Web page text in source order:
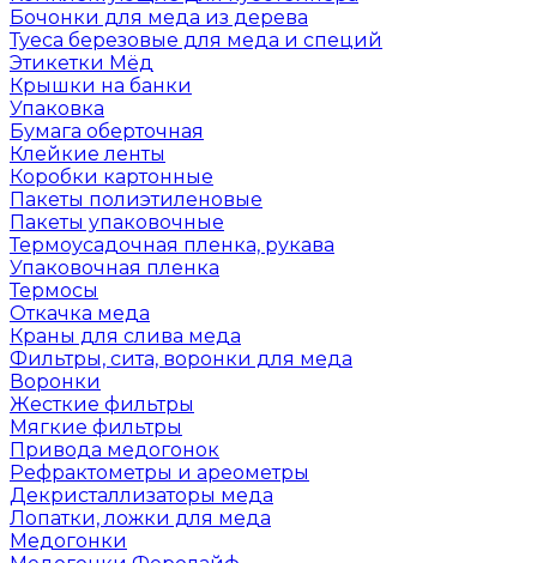
Бочонки для меда из дерева
Туеса березовые для меда и специй
Этикетки Мёд
Крышки на банки
Упаковка
Бумага оберточная
Клейкие ленты
Коробки картонные
Пакеты полиэтиленовые
Пакеты упаковочные
Термоусадочная пленка, рукава
Упаковочная пленка
Термосы
Откачка меда
Краны для слива меда
Фильтры, сита, воронки для меда
Воронки
Жесткие фильтры
Мягкие фильтры
Привода медогонок
Рефрактометры и ареометры
Декристаллизаторы меда
Лопатки, ложки для меда
Медогонки